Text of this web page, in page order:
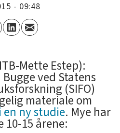
- 09:48
Mette Estep):
ved Statens
(SIFO)
materiale om
ny studie. Mye har
10-15 årene: